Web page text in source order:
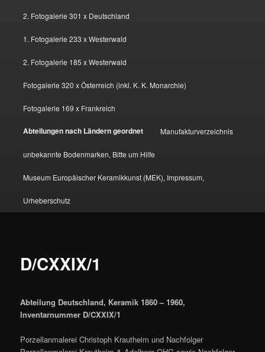
2. Fotogalerie 301 x Deutschland
1. Fotogalerie 233 x Westerwald
2. Fotogalerie 185 x Westerwald
Fotogalerie 320 x Österreich (inkl. K. K. Monarchie)
Fotogalerie 169 x Frankreich
Abteilungen nach Ländern geordnet Manufakturverzeichnis
unbekannte Bodenmarken, Bitte um Hilfe
Museum Europäischer Keramikkunst (MEK), Impressum,
Urheberschutz
D/CXXIX/1
Abteilung Deutschland, Keramik 1860 – 1960,
Inventarnummer D/CXXIX/1
Porzellanmalerei Christoph Krautheim und Nachfolger